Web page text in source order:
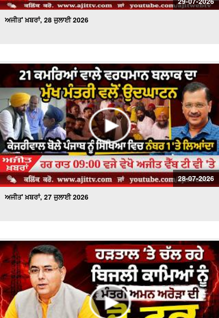
ਅਜੀਤ' ਖ਼ਬਰਾਂ, 28 ਜੁਲਾਈ 2026
28-07-2026
ਅਜੀਤ' ਖ਼ਬਰਾਂ, 27 ਜੁਲਾਈ 2026